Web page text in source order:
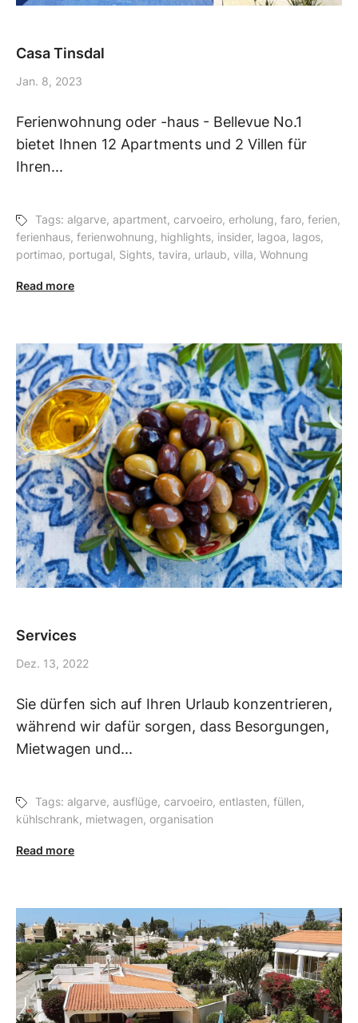
Casa Tinsdal
Jan. 8, 2023
Ferienwohnung oder -haus - Bellevue No.1
bietet Ihnen 12 Apartments und 2 Villen für
Ihren...
Tags: algarve, apartment, carvoeiro, erholung, faro, ferien,
ferienhaus, ferienwohnung, highlights, insider, lagoa, lagos,
portimao, portugal, Sights, tavira, urlaub, villa, Wohnung
Read more
Services
Dez. 13, 2022
Sie dürfen sich auf Ihren Urlaub konzentrieren,
während wir dafür sorgen, dass Besorgungen,
Mietwagen und...
Tags: algarve, ausflüge, carvoeiro, entlasten, füllen,
kühlschrank, mietwagen, organisation
Read more